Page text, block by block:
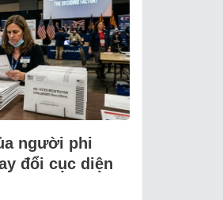
người phi
đổi cục diện